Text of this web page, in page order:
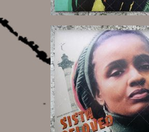
16,00 €